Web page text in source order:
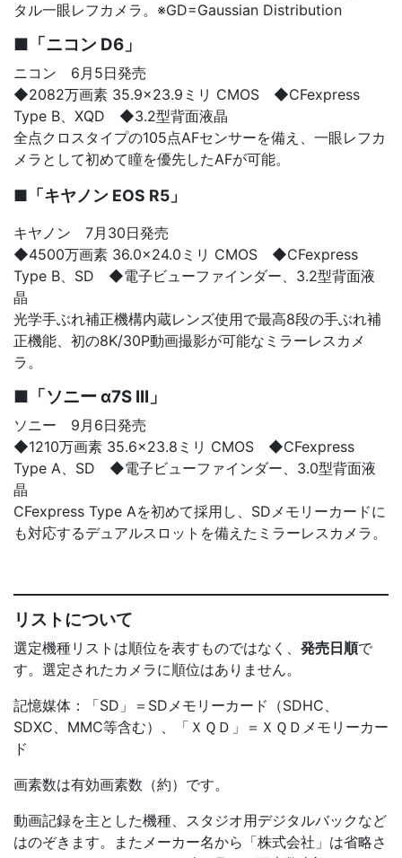
タル一眼レフカメラ。※GD=Gaussian Distribution
■「ニコン D6」
ニコン 6月5日発売
◆2082万画素 35.9×23.9ミリ CMOS ◆CFexpress
Type B、XQD ◆3.2型背面液晶
全点クロスタイプの105点AFセンサーを備え、一眼レフカ
メラとして初めて瞳を優先したAFが可能。
■「キヤノン EOS R5」
キヤノン 7月30日発売
◆4500万画素 36.0×24.0ミリ CMOS ◆CFexpress
Type B、SD ◆電子ビューファインダー、3.2型背面液
晶
光学手ぶれ補正機構内蔵レンズ使用で最高8段の手ぶれ補
正機能、初の8K/30P動画撮影が可能なミラーレスカメ
ラ。
■「ソニー α7S III」
ソニー 9月6日発売
◆1210万画素 35.6×23.8ミリ CMOS ◆CFexpress
Type A、SD ◆電子ビューファインダー、3.0型背面液
晶
CFexpress Type Aを初めて採用し、SDメモリーカードに
も対応するデュアルスロットを備えたミラーレスカメラ。
リストについて
選定機種リストは順位を表すものではなく、 発売日順で
す。選定されたカメラに順位はありません。
記憶媒体：「SD」＝SDメモリーカード（SDHC、
SDXC、MMC等含む）、「ＸＱＤ」＝ＸＱＤメモリーカー
ド
画素数は有効画素数（約）です。
動画記録を主とした機種、スタジオ用デジタルバックなど
はのぞきます。またメーカー名から「株式会社」は省略さ